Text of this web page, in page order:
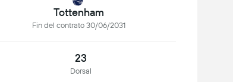
Tottenham
Fin del contrato 30/06/2031
23
Dorsal